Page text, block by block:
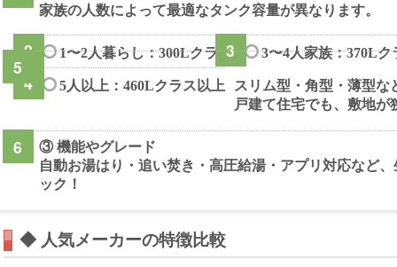
家族の人数によって最適なタンク容量が異なります。
1〜2人暮らし：300Lクラス 3〜4人家族：370Lク
5人以上：460Lクラス以上
スリム型・角型・薄型な
戸建て住宅でも、敷地
③ 機能やグレード
自動お湯はり・追い焚き・高圧給湯・アプリ対応など
ック！
◆ 人気メーカーの特徴比較